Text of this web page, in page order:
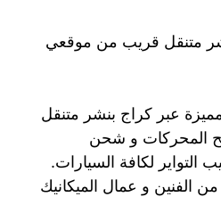
متنقل قريب من موقعي
عبر كراج بنشر متنقل
المحركات و شحن
التواير لكافة السيارات.
الفنين و عمال الميكانيك